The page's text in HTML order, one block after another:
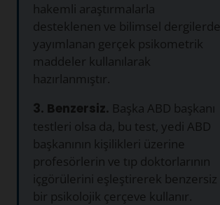
hakemli araştırmalarla
desteklenen ve bilimsel dergilerde
yayımlanan gerçek psikometrik
maddeler kullanılarak
hazırlanmıştır.
3. Benzersiz. Başka ABD başkanı
testleri olsa da, bu test, yedi ABD
başkanının kişilikleri üzerine
profesörlerin ve tıp doktorlarının
içgörülerini eşleştirerek benzersiz
bir psikolojik çerçeve kullanır.